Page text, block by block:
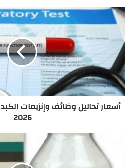
أسعار تحاليل وظائف وإنزيمات
2026